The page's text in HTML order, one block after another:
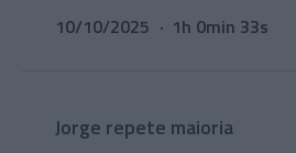
10/10/2025 1h 0min 33s
Jorge repete maioria